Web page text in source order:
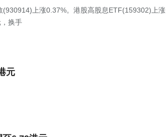
上涨0.37%。港股高股息ETF(159302)上涨
换手
元